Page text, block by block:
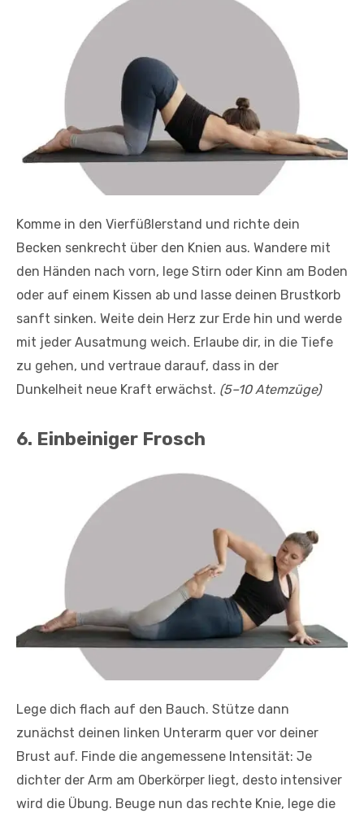
Komme in den Vierfüßlerstand und richte dein
Becken senkrecht über den Knien aus. Wandere mit
den Händen nach vorn, lege Stirn oder Kinn am Boden
oder auf einem Kissen ab und lasse deinen Brustkorb
sanft sinken. Weite dein Herz zur Erde hin und werde
mit jeder Ausatmung weich. Erlaube dir, in die Tiefe
zu gehen, und vertraue darauf, dass in der
Dunkelheit neue Kraft erwächst. (5–10 Atemzüge)
6. Einbeiniger Frosch
Lege dich flach auf den Bauch. Stütze dann
zunächst deinen linken Unterarm quer vor deiner
Brust auf. Finde die angemessene Intensität: Je
dichter der Arm am Oberkörper liegt, desto intensiver
wird die Übung. Beuge nun das rechte Knie, lege die